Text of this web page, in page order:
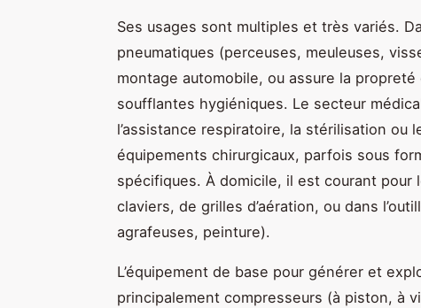
Ses usages sont multiples et très variés.
pneumatiques (perceuses, meuleuses,
montage automobile, ou assure la propreté
soufflantes hygiéniques. Le secteur
l’assistance respiratoire, la stérilisation ou
équipements chirurgicaux, parfois sous
spécifiques. À domicile, il est courant pour
claviers, de grilles d’aération, ou dans
agrafeuses, peinture).
L’équipement de base pour générer et
principalement compresseurs (à piston, à